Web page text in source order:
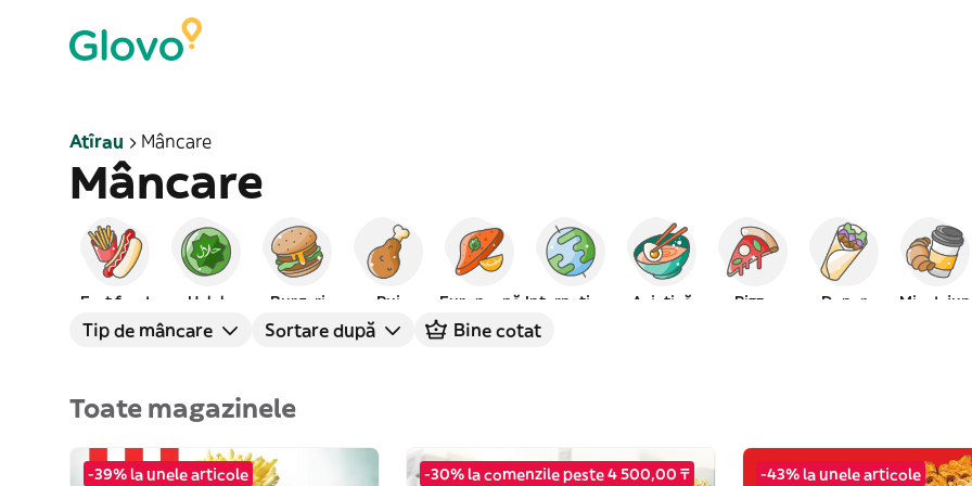
Atîrau Mâncare
Mâncare
Fast food Halal Burgeri Pui Europeană Asiatică Pizza Doner Mic dejun
Tip de mâncare Sortare după Bine cotat
Toate magazinele
-39% la unele articole -30% la comenzile peste 4 500,00 ₸ -43% la unele articole